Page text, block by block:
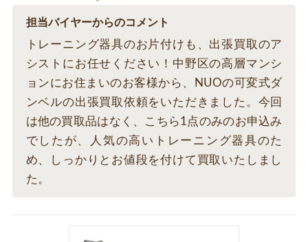
担当バイヤーからのコメント
トレーニング器具のお片付けも、出張買取のア
シストにお任せください！中野区の高層マンシ
ョンにお住まいのお客様から、NUOの可変式ダ
ンベルの出張買取依頼をいただきました。今回
は他の買取品はなく、こちら1点のみのお申込み
でしたが、人気の高いトレーニング器具のた
め、しっかりとお値段を付けて買取いたしまし
た。